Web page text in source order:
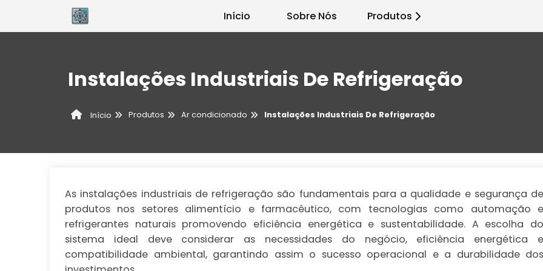
Início Sobre Nós Produtos
Instalações Industriais De Refrigeração
Início Produtos Ar condicionado Instalações Industriais De Refrigeração
As instalações industriais de refrigeração são fundamentais para a qualidade e segurança de
produtos nos setores alimentício e farmacêutico, com tecnologias como automação e
refrigerantes naturais promovendo eficiência energética e sustentabilidade. A escolha do
sistema ideal deve considerar as necessidades do negócio, eficiência energética e
compatibilidade ambiental, garantindo assim o sucesso operacional e a durabilidade dos